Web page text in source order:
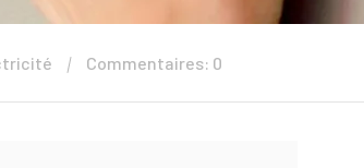
Commentaires: 0